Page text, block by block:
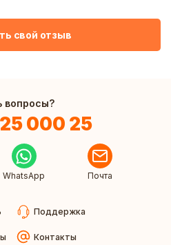
свой отзыв
вопросы?
000 25
WhatsApp Почта
Поддержка
Контакты